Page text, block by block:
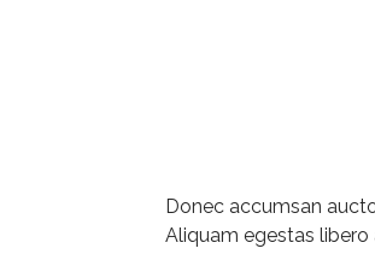
Donec accumsan
Aliquam egestas libero